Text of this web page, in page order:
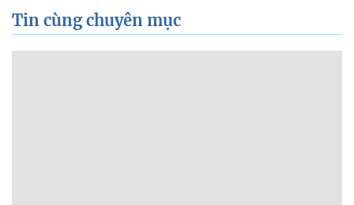
Tin cùng chuyên mục